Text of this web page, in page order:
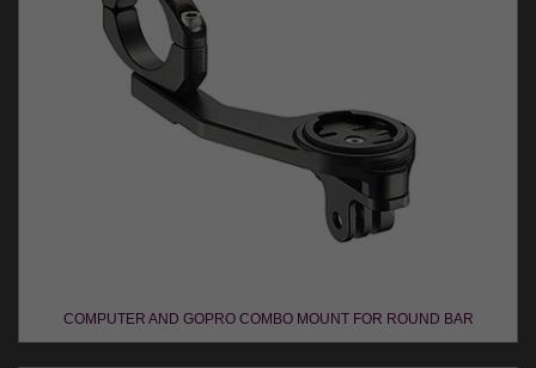
COMPUTER AND GOPRO COMBO MOUNT FOR ROUND BAR